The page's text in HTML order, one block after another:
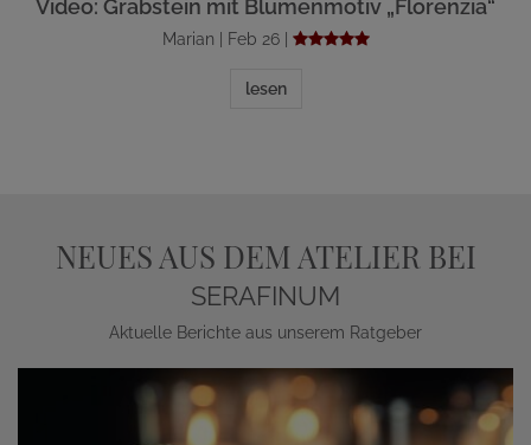
Video: Grabstein mit Blumenmotiv „Florenzia“
Marian | Feb 26 |
lesen
NEUES AUS DEM ATELIER BEI
SERAFINUM
Aktuelle Berichte aus unserem Ratgeber